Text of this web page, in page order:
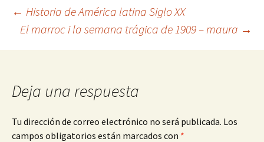
Navegación
de
entradas
← Historia de América latina Siglo XX
El marroc i la semana trágica de 1909 – maura →
Deja una respuesta
Tu dirección de correo electrónico no será publicada. Los
campos obligatorios están marcados con *